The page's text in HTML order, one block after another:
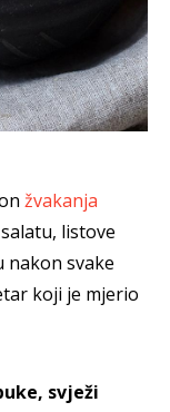
žvakanja
listove
nakon svake
koji je mjerio
svježi